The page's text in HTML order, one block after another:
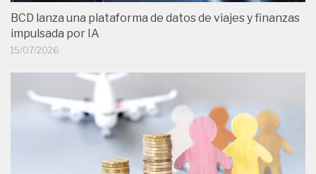
BCD lanza una plataforma de datos de viajes y finanzas
impulsada por IA
15/07/2026